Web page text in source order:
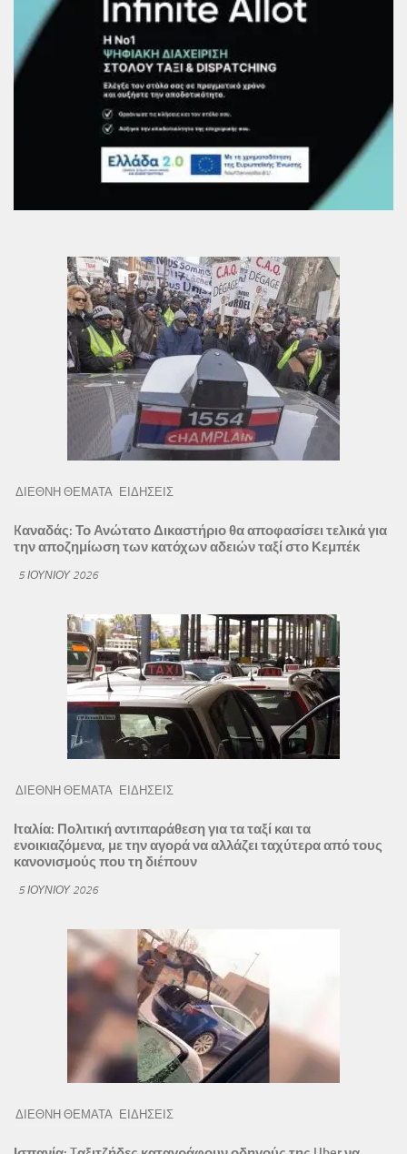
ΔΙΕΘΝΗ ΘΕΜΑΤΑ ΕΙΔΗΣΕΙΣ
Kαναδάς: Το Ανώτατο Δικαστήριο θα αποφασίσει τελικά για
την αποζημίωση των κατόχων αδειών ταξί στο Κεμπέκ
5 ΙΟΥΝΊΟΥ 2026
ΔΙΕΘΝΗ ΘΕΜΑΤΑ ΕΙΔΗΣΕΙΣ
Ιταλία: Πολιτική αντιπαράθεση για τα ταξί και τα
ενοικιαζόμενα, με την αγορά να αλλάζει ταχύτερα από τους
κανονισμούς που τη διέπουν
5 ΙΟΥΝΊΟΥ 2026
ΔΙΕΘΝΗ ΘΕΜΑΤΑ ΕΙΔΗΣΕΙΣ